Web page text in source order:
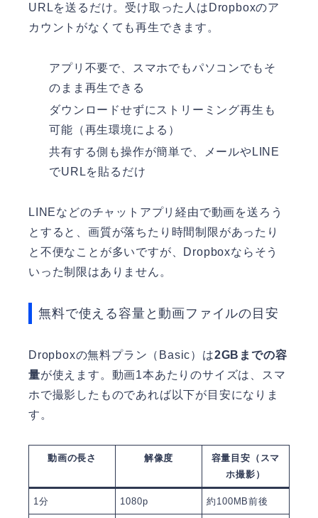
URLを送るだけ。受け取った人はDropboxのア
カウントがなくても再生できます。
アプリ不要で、スマホでもパソコンでもそ
のまま再生できる
ダウンロードせずにストリーミング再生も
可能（再生環境による）
共有する側も操作が簡単で、メールやLINE
でURLを貼るだけ
LINEなどのチャットアプリ経由で動画を送ろう
とすると、画質が落ちたり時間制限があったり
と不便なことが多いですが、Dropboxならそう
いった制限はありません。
無料で使える容量と動画ファイルの目安
Dropboxの無料プラン（Basic）は2GBまでの容
量が使えます。動画1本あたりのサイズは、スマ
ホで撮影したものであれば以下が目安になりま
す。
動画の長さ 解像度
容量目安（スマ
ホ撮影）
1分 1080p 約100MB前後